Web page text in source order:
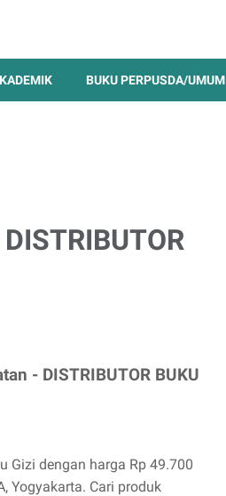
BUKU PERPUSDA/UMUM
- DISTRIBUTOR BUKU
Gizi dengan harga Rp 49.700
Yogyakarta. Cari produk